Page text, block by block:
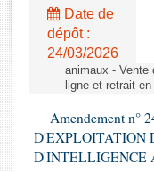
Rapports législatifs
Rapports sur
Baromètre de
Dossiers législatifs
Budget et sécurité
Questions écrites et
Date de
dépôt :
24/03/2026
animaux - Vente
ligne et retrait
Amendement n°
D'EXPLOITATION
D'INTELLIGENCE